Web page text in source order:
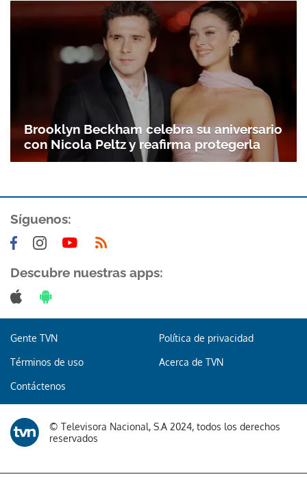
Brooklyn Beckham celebra su aniversario
con Nicola Peltz y reafirma protegerla
Síguenos:
Descubre nuestras apps:
Gente TVN Política de privacidad
Términos de uso Acerca de TVN
Contáctenos
© Televisora Nacional, S.A 2024, todos los derechos
reservados